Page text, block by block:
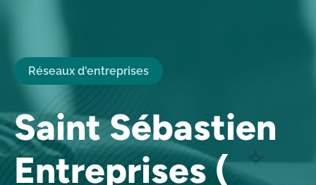
Réseaux d'entreprises
Saint Sébastien
Entreprises (